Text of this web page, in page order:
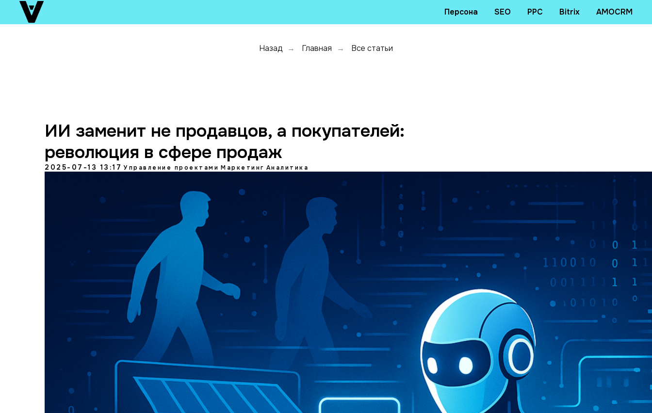
Персона SEO PPC Bitrix AMOCRM
Назад → Главная → Все статьи
ИИ заменит не продавцов, а покупателей:
революция в сфере продаж
2025-07-13 13:17 Управление проектами Маркетинг Аналитика